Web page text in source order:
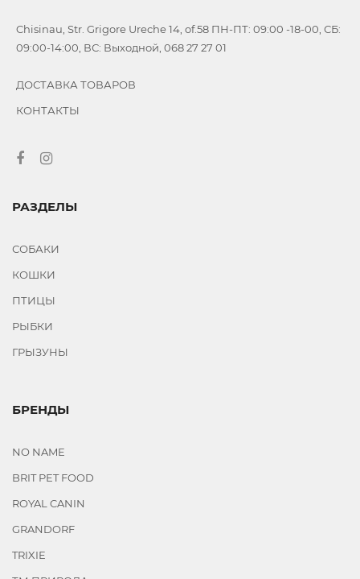
Chisinau, Str. Grigore Ureche 14, of.58 ПН-ПТ: 09:00 -18-00, СБ:
09:00-14:00, ВС: Выходной, 068 27 27 01
ДОСТАВКА ТОВАРОВ
КОНТАКТЫ
РАЗДЕЛЫ
СОБАКИ
КОШКИ
ПТИЦЫ
РЫБКИ
ГРЫЗУНЫ
БРЕНДЫ
NO NAME
BRIT PET FOOD
ROYAL CANIN
GRANDORF
TRIXIE